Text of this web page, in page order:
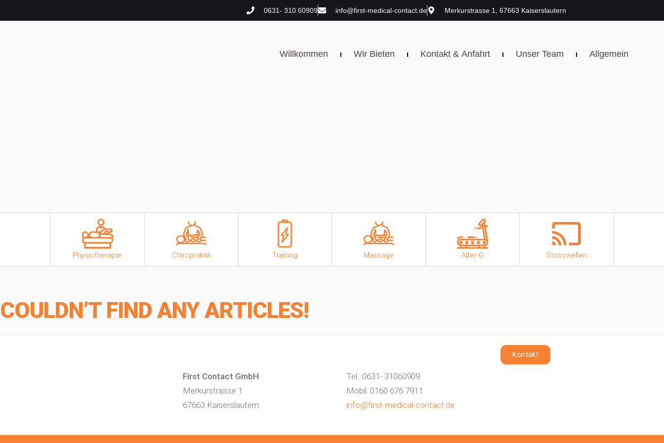
0631- 310 60909 info@first-medical-contact.de Merkurstrasse 1, 67663 Kaiserslautern
Willkommen Wir Bieten Kontakt & Anfahrt Unser Team Allgemein
Physiotherapie Chiropraktik Training Massage Alter-G Stosswellen
COULDN’T FIND ANY ARTICLES!
First Contact GmbH
Merkurstrasse 1
67663 Kaiserslautern
Tel.: 0631- 31060909
Mobil: 0160 676 7911
info@first-medical-contact.de
Kontakt